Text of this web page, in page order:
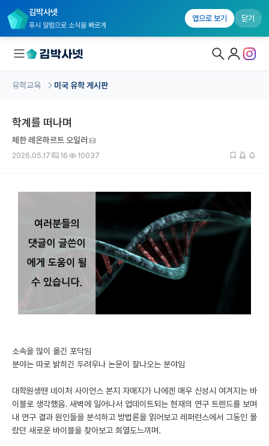
김박사넷
푸시 알림으로 소식을 빠르게
앱으로 보기 닫기
국내대학원 정보
유학교육
유학교육 홈
수강 신청
어드미션 포스팅
이벤트
오픈카톡
이벤트
반도체 아카데미
유학교육 미국 유학 게시판
학계를 떠나며
체한 레온하르트 오일러
2026.05.17 16 10037
소속을 많이 옮긴 포닥임
분야는 따로 밝히긴 두려우나 논문이 잘나오는 분야임
대학원생땐 네이처 사이언스 본지 자매지가 나에겐 매우 신성시 여겨지는 바
이블로 생각했음. 새벽에 일어나서 업데이트되는 현재의 연구 트렌드를 보며
내 연구 결과 원인들을 분석하고 방법론을 읽어보고 레퍼런스에서 그동인 몰
랐던 새로운 바이블을 찾아보고 희열도느끼며.